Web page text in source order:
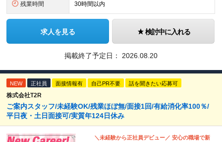
残業時間 30時間以内
求人を見る 検討中に入れる
掲載終了予定日： 2026.08.20
NEW 正社員 面接情報有 自己PR不要 話を聞きたい応募可
株式会社T2R
ご案内スタッフ/未経験OK/残業ほぼ無/面接1回/有給消化率100％/
平日夜・土日面接可/実質年124日休み
＼未経験から正社員デビュー／ 安心の職場で新